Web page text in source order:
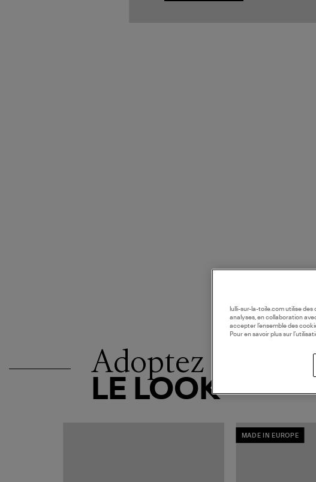
Adoptez
LE LOOK
MADE IN EUROPE
lulli-sur-la-toile.com utilise
analyses, en collaboration
accepter l’ensemble des
Pour en savoir plus sur